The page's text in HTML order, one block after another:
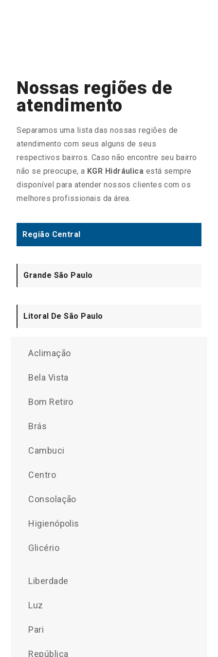
Nossas regiões de
atendimento
Separamos uma lista das nossas regiões de
atendimento com seus alguns de seus
respectivos bairros. Caso não encontre seu bairro
não se preocupe, a KGR Hidráulica está sempre
disponível para atender nossos clientes com os
melhores profissionais da área.
Região Central
Grande São Paulo
Litoral De São Paulo
Aclimação
Bela Vista
Bom Retiro
Brás
Cambuci
Centro
Consolação
Higienópolis
Glicério
Liberdade
Luz
Pari
República